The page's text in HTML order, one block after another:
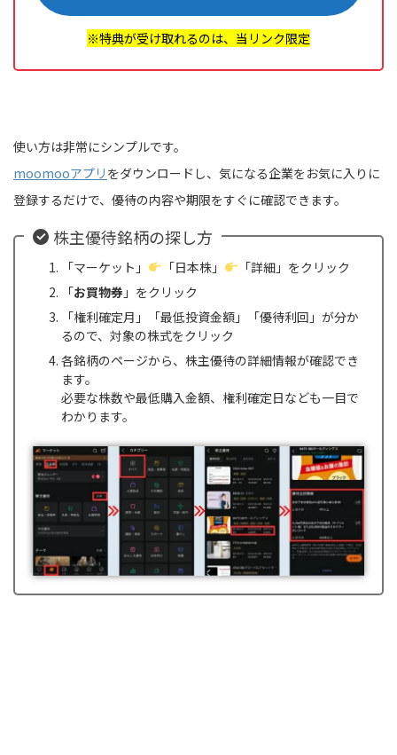
※特典が受け取れるのは、当リンク限定
使い方は非常にシンプルです。
moomooアプリ をダウンロードし、気になる企業をお気に入りに
登録するだけで、優待の内容や期限をすぐに確認できます。
株主優待銘柄の探し方
「マーケット」 「日本株」
「詳細」をクリック
「お買物券 」をクリック
「権利確定月」「最低投資金額」「優待利回」が分か
るので、対象の株式をクリック
各銘柄のページから、株主優待の詳細情報が確認でき
ます。
必要な株数や最低購入金額、権利確定日なども一目で
わかります。